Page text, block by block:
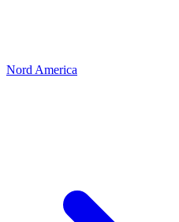
Nord America